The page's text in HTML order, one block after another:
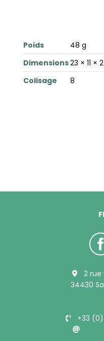
Poids
48 g
Dimensions23 × 11 ×
Colisage
8
2 rue
34430
+33